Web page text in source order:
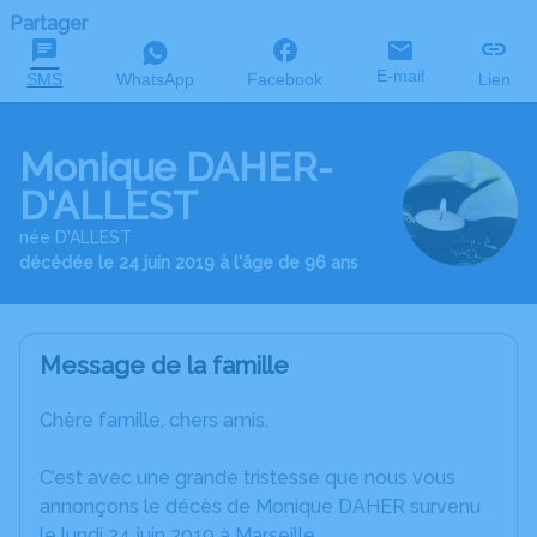
Partager
SMS WhatsApp Facebook E-mail Lien
Monique DAHER-
D'ALLEST
née D'ALLEST
décédée le 24 juin 2019 à l'âge de 96 ans
Message de la famille
Chère famille, chers amis,
C’est avec une grande tristesse que nous vous
annonçons le décès de Monique DAHER survenu